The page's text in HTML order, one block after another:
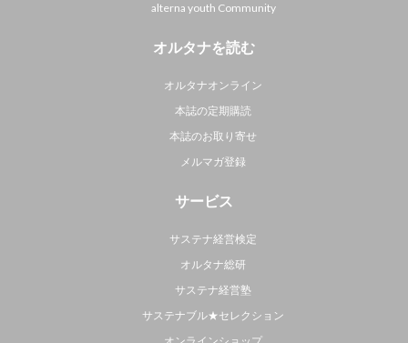
alterna youth Community
オルタナを読む
オルタナオンライン
本誌の定期購読
本誌のお取り寄せ
メルマガ登録
サービス
サステナ経営検定
オルタナ総研
サステナ経営塾
サステナブル★セレクション